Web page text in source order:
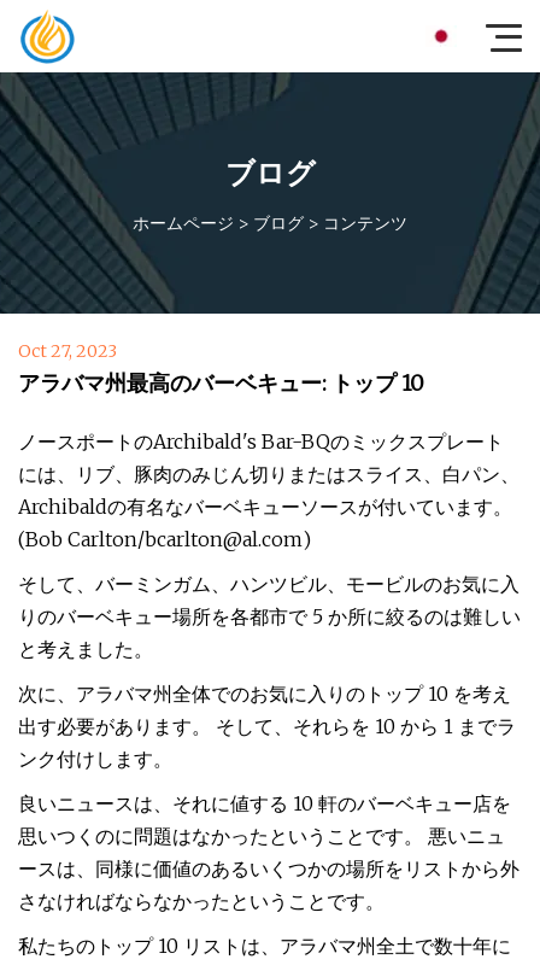
ブログ
ホームページ > ブログ > コンテンツ
Oct 27, 2023
アラバマ州最高のバーベキュー: トップ 10
ノースポートのArchibald's Bar-BQのミックスプレート
には、リブ、豚肉のみじん切りまたはスライス、白パン、
Archibaldの有名なバーベキューソースが付いています。
(Bob Carlton/bcarlton@al.com)
そして、バーミンガム、ハンツビル、モービルのお気に入
りのバーベキュー場所を各都市で 5 か所に絞るのは難しい
と考えました。
次に、アラバマ州全体でのお気に入りのトップ 10 を考え
出す必要があります。 そして、それらを 10 から 1 までラ
ンク付けします。
良いニュースは、それに値する 10 軒のバーベキュー店を
思いつくのに問題はなかったということです。 悪いニュ
ースは、同様に価値のあるいくつかの場所をリストから外
さなければならなかったということです。
私たちのトップ 10 リストは、アラバマ州全土で数十年に